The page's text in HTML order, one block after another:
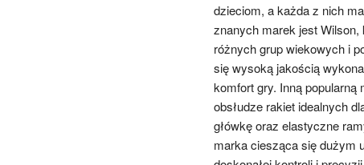
dzieciom, a każda z nich
znanych marek jest
różnych grup wiekowych i
się wysoką jakością
komfort gry. Inną popularną
obsłudze rakiet idealnych
główkę oraz elastyczne
marka ciesząca się dużym